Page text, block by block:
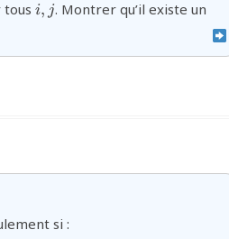
tous {i,j}
i, j. Montrer qu’il existe un
si :